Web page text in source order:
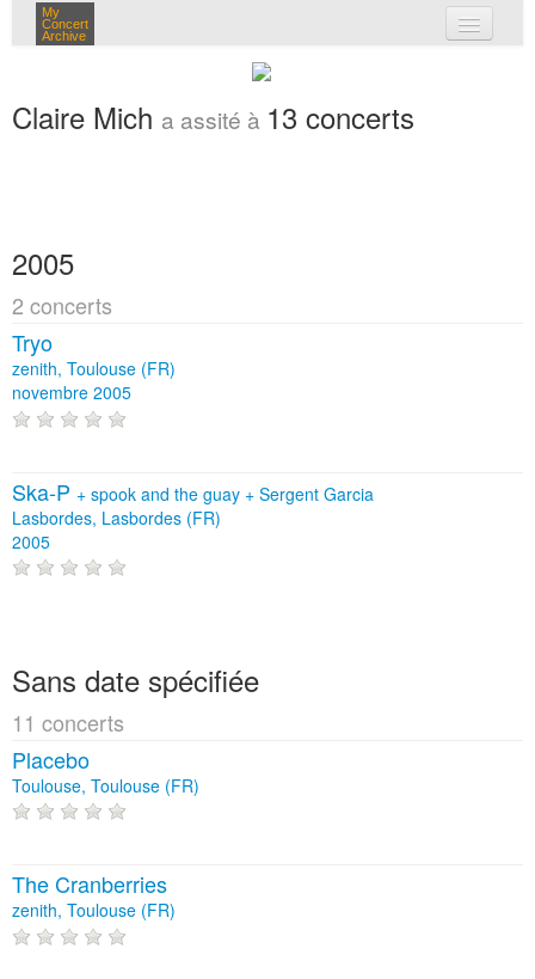
My
Concert
Archive
mes concerts
connexion
Claire Mich a assité à 13 concerts
2005
2 concerts
Tryo
zenith, Toulouse (FR)
novembre 2005
Ska-P + spook and the guay + Sergent Garcia
Lasbordes, Lasbordes (FR)
2005
Sans date spécifiée
11 concerts
Placebo
Toulouse, Toulouse (FR)
The Cranberries
zenith, Toulouse (FR)